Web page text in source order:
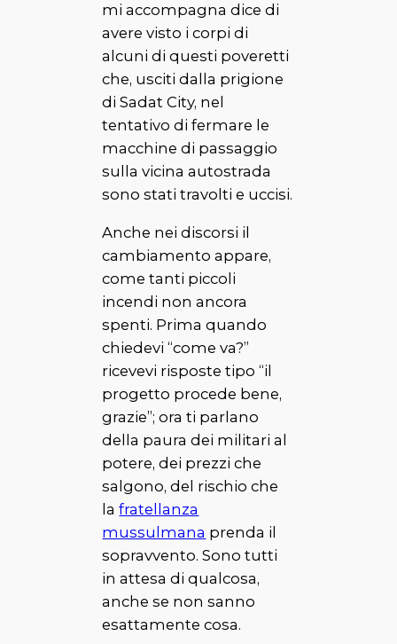
mi accompagna dice di
avere visto i corpi di
alcuni di questi poveretti
che, usciti dalla prigione
di Sadat City, nel
tentativo di fermare le
macchine di passaggio
sulla vicina autostrada
sono stati travolti e uccisi.
Anche nei discorsi il
cambiamento appare,
come tanti piccoli
incendi non ancora
spenti. Prima quando
chiedevi “come va?”
ricevevi risposte tipo “il
progetto procede bene,
grazie”; ora ti parlano
della paura dei militari al
potere, dei prezzi che
salgono, del rischio che
lafratellanza
mussulmana prenda il
sopravvento. Sono tutti
in attesa di qualcosa,
anche se non sanno
esattamente cosa.